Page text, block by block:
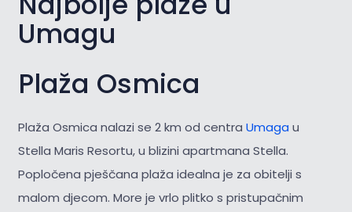
Umagu
Plaža Osmica
Plaža Osmica nalazi se 2 km od centra Umaga u
Stella Maris Resortu, u blizini apartmana Stella.
Popločena pješčana plaža idealna je za obitelji s
malom djecom. More je vrlo plitko s pristupačnim